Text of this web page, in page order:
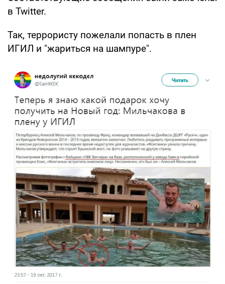
в Twitter.
Так, террористу пожелали попасть в плен
ИГИЛ и "жариться на шампуре".